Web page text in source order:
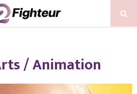
/ Animation